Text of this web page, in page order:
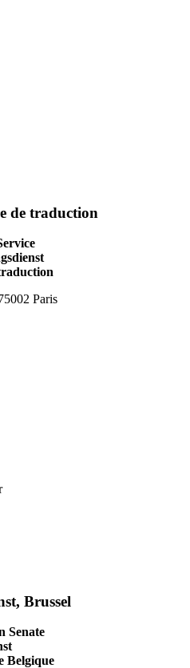
de traduction
Paris
Brussel
Senate
Belgique